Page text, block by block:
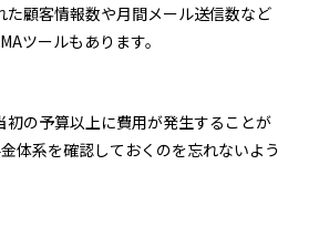
た顧客情報数や月間メール送信数など
ツールもあります。
初の予算以上に費用が発生することが
体系を確認しておくのを忘れないよう